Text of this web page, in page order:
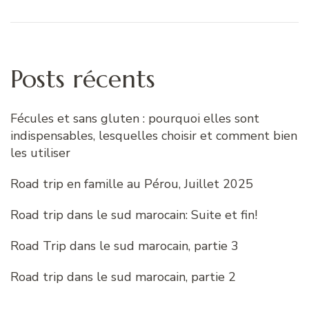
Posts récents
Fécules et sans gluten : pourquoi elles sont
indispensables, lesquelles choisir et comment bien
les utiliser
Road trip en famille au Pérou, Juillet 2025
Road trip dans le sud marocain: Suite et fin!
Road Trip dans le sud marocain, partie 3
Road trip dans le sud marocain, partie 2